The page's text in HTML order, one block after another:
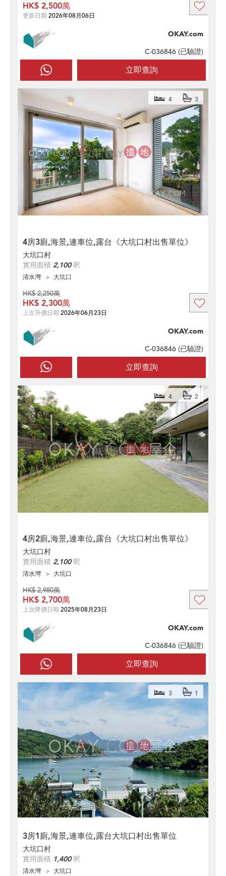
立即查詢
OKAY.com
C-036846 (已驗證)
HK$ 2,500萬
更新日期 2026年08月06日
4房3廁,海景,連車位,露台《大坑口村出售單位》
4 3
大坑口村
實用面積 2,100呎
清水灣 大坑口
立即查詢
OKAY.com
C-036846 (已驗證)
HK$ 2,250萬
HK$ 2,300萬
上次升價日期 2026年06月23日
4房2廁,海景,連車位,露台《大坑口村出售單位》
4 2
大坑口村
實用面積 2,100呎
清水灣 大坑口
立即查詢
OKAY.com
C-036846 (已驗證)
HK$ 2,980萬
HK$ 2,700萬
上次降價日期 2025年08月23日
3房1廁,海景,連車位,露台大坑口村出售單位
3 1
大坑口村
實用面積 1,400呎
清水灣 大坑口